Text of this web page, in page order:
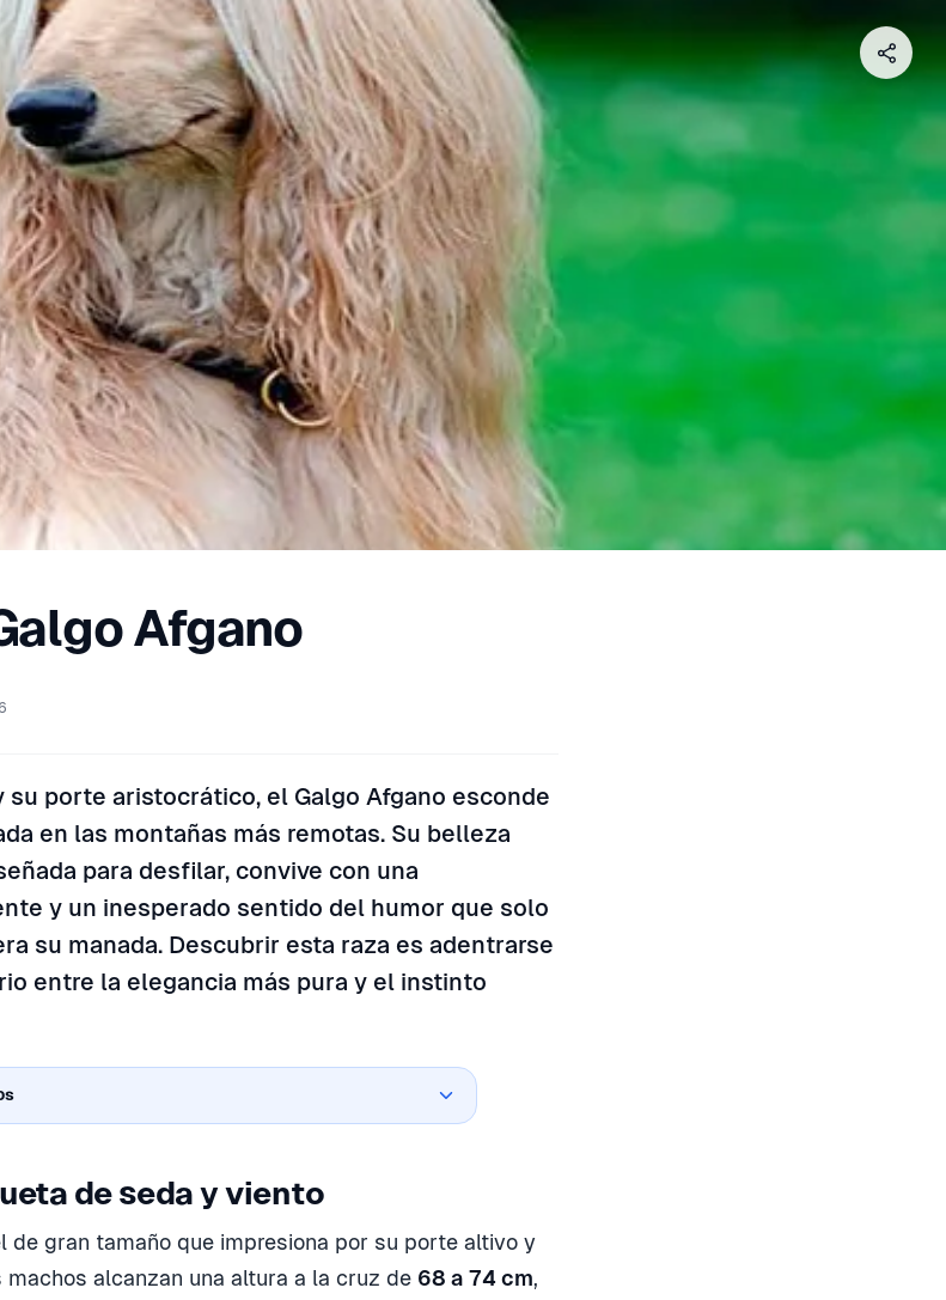
Afgano
su porte aristocrático, el Galgo Afgano esconde
en las montañas más remotas. Su belleza
para desfilar, convive con una
y un inesperado sentido del humor que solo
su manada. Descubrir esta raza es adentrarse
entre la elegancia más pura y el instinto
de seda y viento
de gran tamaño que impresiona por su porte altivo y
alcanzan una altura a la cruz de 68 a 74 cm,